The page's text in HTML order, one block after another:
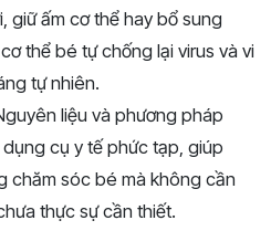
giữ ấm cơ thể hay bổ sung
thể bé tự chống lại virus và vi
tự nhiên.
liệu và phương pháp
cụ y tế phức tạp, giúp
chăm sóc bé mà không cần
thực sự cần thiết.